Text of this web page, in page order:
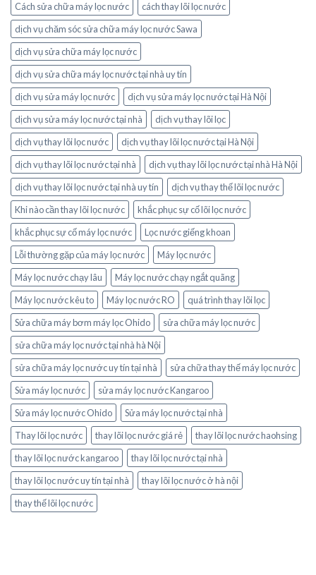
Cách sửa chữa máy lọc nước
cách thay lõi lọc nước
dịch vụ chăm sóc sửa chữa máy lọc nước Sawa
dịch vụ sửa chữa máy lọc nước
dịch vụ sửa chữa máy lọc nước tại nhà uy tín
dịch vụ sửa máy lọc nước
dịch vụ sửa máy lọc nước tại Hà Nội
dịch vụ sửa máy lọc nước tại nhà
dịch vụ thay lõi lọc
dịch vụ thay lõi lọc nước
dịch vụ thay lõi lọc nước tại Hà Nội
dịch vụ thay lõi lọc nước tại nhà
dịch vụ thay lõi lọc nước tại nhà Hà Nội
dịch vụ thay lõi lọc nước tại nhà uy tín
dịch vụ thay thế lõi lọc nước
Khi nào cần thay lõi lọc nước
khắc phục sự cố lõi lọc nước
khắc phục sự cố máy lọc nước
Lọc nước giếng khoan
Lỗi thường gặp của máy lọc nước
Máy lọc nước
Máy lọc nước chạy lâu
Máy lọc nước chạy ngắt quãng
Máy lọc nước kêu to
Máy lọc nước RO
quá trình thay lõi lọc
Sửa chữa máy bơm máy lọc Ohido
sửa chữa máy lọc nước
sửa chữa máy lọc nước tại nhà hà Nội
sửa chữa máy lọc nước uy tín tại nhà
sửa chữa thay thế máy lọc nước
Sửa máy lọc nước
sửa máy lọc nước Kangaroo
Sửa máy lọc nước Ohido
Sửa máy lọc nước tại nhà
Thay lõi lọc nước
thay lõi lọc nước giá rẻ
thay lõi lọc nước haohsing
thay lõi lọc nước kangaroo
thay lõi lọc nước tại nhà
thay lõi lọc nước uy tín tại nhà
thay lõi lọc nước ở hà nội
thay thế lõi lọc nước